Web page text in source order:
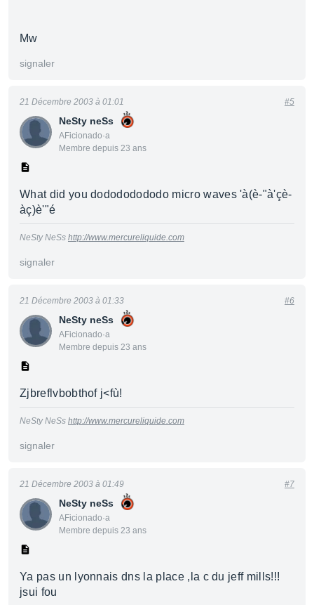
Mw
signaler
NeSty neSs
AFicionado·a
Membre depuis 23 ans
21 Décembre 2003 à 01:01 #5
What did you dodododododo micro waves 'à(è-"à'çè-
àç)è'"é
NeSty NeSs http://www.mercureliquide.com
signaler
NeSty neSs
AFicionado·a
Membre depuis 23 ans
21 Décembre 2003 à 01:33 #6
Zjbreflvbobthof j<fù!
NeSty NeSs http://www.mercureliquide.com
signaler
NeSty neSs
AFicionado·a
Membre depuis 23 ans
21 Décembre 2003 à 01:49 #7
Ya pas un lyonnais dns la place ,la c du jeff mills!!!
jsui fou